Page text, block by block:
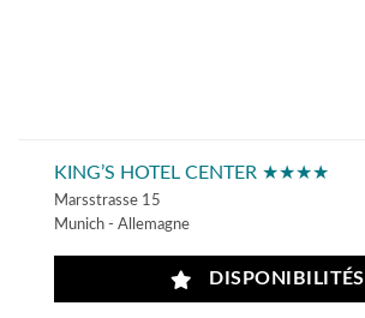
KING’S HOTEL CENTER ★★★★
Marsstrasse 15
Munich - Allemagne
DISPONIBILITÉS